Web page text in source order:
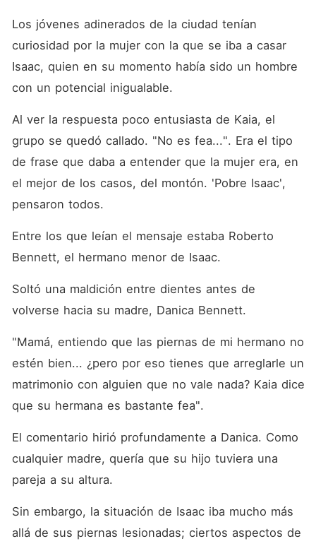
Los jóvenes adinerados de la ciudad tenían
curiosidad por la mujer con la que se iba a casar
Isaac, quien en su momento había sido un hombre
con un potencial inigualable.
Al ver la respuesta poco entusiasta de Kaia, el
grupo se quedó callado. "No es fea...". Era el tipo
de frase que daba a entender que la mujer era, en
el mejor de los casos, del montón. 'Pobre Isaac',
pensaron todos.
Entre los que leían el mensaje estaba Roberto
Bennett, el hermano menor de Isaac.
Soltó una maldición entre dientes antes de
volverse hacia su madre, Danica Bennett.
"Mamá, entiendo que las piernas de mi hermano no
estén bien... ¿pero por eso tienes que arreglarle un
matrimonio con alguien que no vale nada? Kaia dice
que su hermana es bastante fea".
El comentario hirió profundamente a Danica. Como
cualquier madre, quería que su hijo tuviera una
pareja a su altura.
Sin embargo, la situación de Isaac iba mucho más
allá de sus piernas lesionadas; ciertos aspectos de